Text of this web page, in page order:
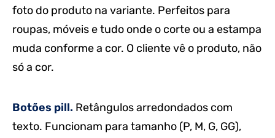
foto do produto na variante. Perfeitos para
roupas, móveis e tudo onde o corte ou a estampa
muda conforme a cor. O cliente vê o produto, não
só a cor.
Botões pill. Retângulos arredondados com
texto. Funcionam para tamanho (P, M, G, GG),